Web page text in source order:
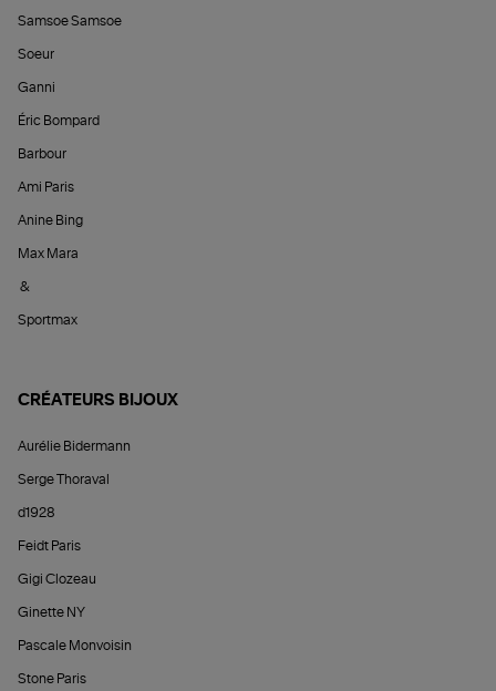
Samsoe Samsoe
Soeur
Ganni
Éric Bompard
Barbour
Ami Paris
Anine Bing
Max Mara
&
Sportmax
CRÉATEURS BIJOUX
Aurélie Bidermann
Serge Thoraval
d1928
Feidt Paris
Gigi Clozeau
Ginette NY
Pascale Monvoisin
Stone Paris